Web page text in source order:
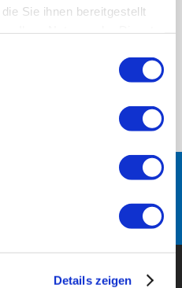
Sie ihnen bereitgestellt
Details zeigen
mit Demenz
betreut.
der Wohnstube, am
Menschen
so, wie sie sind.